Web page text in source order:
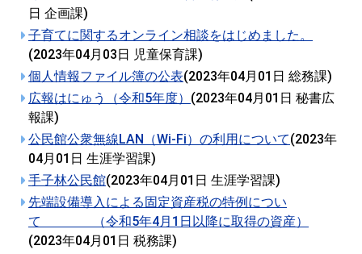
日 企画課)
子育てに関するオンライン相談をはじめました。
(2023年04月03日 児童保育課)
個人情報ファイル簿の公表(2023年04月01日 総務課)
広報はにゅう（令和5年度） (2023年04月01日 秘書広
報課)
公民館公衆無線LAN（Wi-Fi）の利用について(2023年
04月01日 生涯学習課)
手子林公民館(2023年04月01日 生涯学習課)
先端設備導入による固定資産税の特例につい
て （令和5年4月1日以降に取得の資産）
(2023年04月01日 税務課)